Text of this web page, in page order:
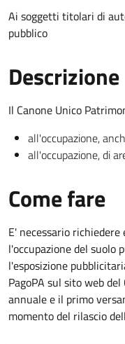
Ai soggetti titolari di
pubblico
Descrizione
Il Canone Unico
all'occupazione,
all'occupazione, di
Come fare
E' necessario
l'occupazione del suolo
l'esposizione
PagoPA sul sito web
annuale e il primo
momento del rilascio